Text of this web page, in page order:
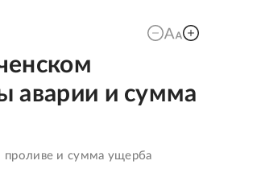
аварии и сумма
проливе и сумма ущерба